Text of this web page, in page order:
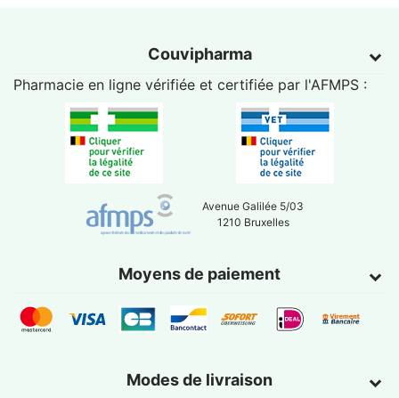
Couvipharma
Pharmacie en ligne vérifiée et certifiée par l'AFMPS :
Avenue Galilée 5/03
1210 Bruxelles
Moyens de paiement
Modes de livraison